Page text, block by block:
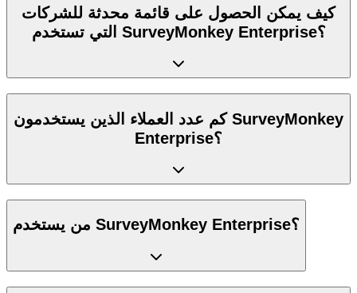
كيف يمكن الحصول على قائمة محدثة للشركات
التي تستخدم SurveyMonkey Enterprise؟
كم عدد العملاء الذين يستخدمون SurveyMonkey
Enterprise؟
من يستخدم SurveyMonkey Enterprise؟